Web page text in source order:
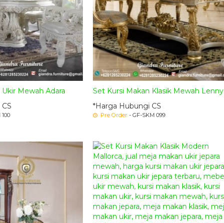
Mewah Adara
Set Kursi Makan Klasik Mewah Lenny
*Harga Hubungi CS
Pre Order - GF-SKM 099